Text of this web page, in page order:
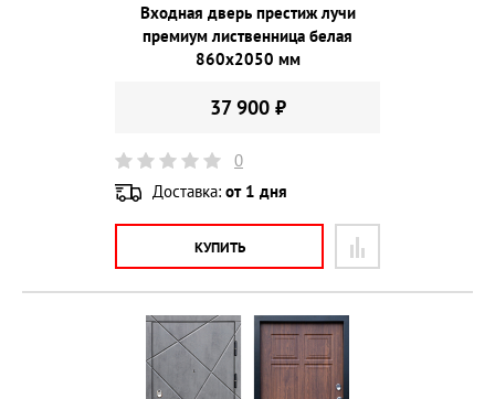
Входная дверь престиж лучи
премиум лиственница белая
860х2050 мм
37 900 ₽
0
Доставка: от 1 дня
КУПИТЬ